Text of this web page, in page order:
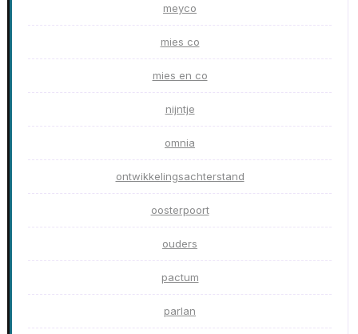
meyco
mies co
mies en co
nijntje
omnia
ontwikkelingsachterstand
oosterpoort
ouders
pactum
parlan